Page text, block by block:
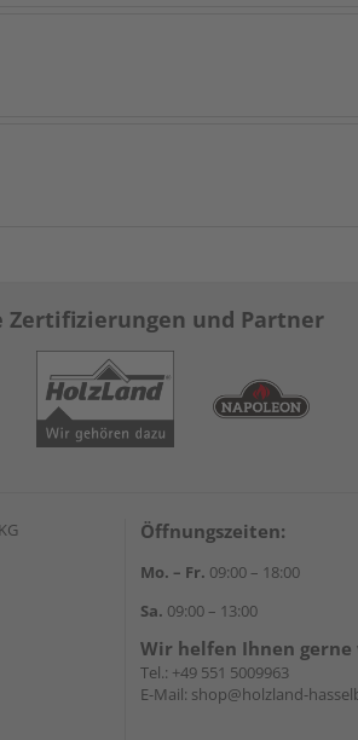
Zertifizierungen und Partner
Öffnungszeiten:
Mo. – Fr. 09:00 – 18:00
Sa. 09:00 – 13:00
Wir helfen Ihnen
Tel.: +49 551 5009963
E-Mail: shop@holzland-